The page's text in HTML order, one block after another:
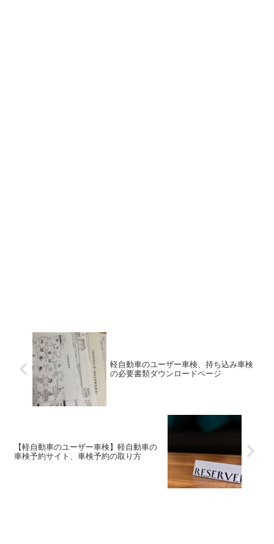
軽自動車のユーザー車検、持ち込み車検
の必要書類ダウンロードページ
【軽自動車のユーザー車検】軽自動車の
車検予約サイト、車検予約の取り方